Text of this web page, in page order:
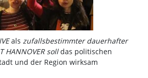
als zufallsbestimmter dauerhafter
HANNOVER solldas politischen
und der Region wirksam